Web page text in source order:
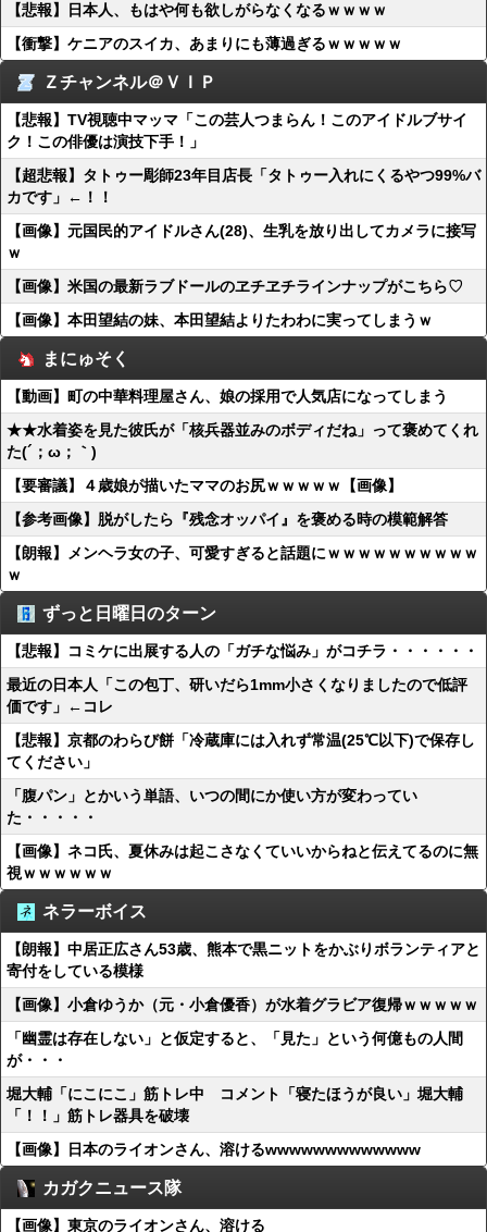
【悲報】日本人、もはや何も欲しがらなくなるｗｗｗｗ
【衝撃】ケニアのスイカ、あまりにも薄過ぎるｗｗｗｗｗ
Ｚチャンネル＠ＶＩＰ
【悲報】TV視聴中マッマ「この芸人つまらん！このアイドルブサイ
ク！この俳優は演技下手！」
【超悲報】タトゥー彫師23年目店長「タトゥー入れにくるやつ99%バ
カです」←！！
【画像】元国民的アイドルさん(28)、生乳を放り出してカメラに接写
ｗ
【画像】米国の最新ラブドールのヱチヱチラインナップがこちら♡
【画像】本田望結の妹、本田望結よりたわわに実ってしまうｗ
まにゅそく
【動画】町の中華料理屋さん、娘の採用で人気店になってしまう
★★水着姿を見た彼氏が「核兵器並みのボディだね」って褒めてくれ
た(´；ω；｀)
【要審議】４歳娘が描いたママのお尻ｗｗｗｗｗ【画像】
【参考画像】脱がしたら『残念オッパイ』を褒める時の模範解答
【朗報】メンヘラ女の子、可愛すぎると話題にｗｗｗｗｗｗｗｗｗｗ
ｗ
ずっと日曜日のターン
【悲報】コミケに出展する人の「ガチな悩み」がコチラ・・・・・・
最近の日本人「この包丁、研いだら1mm小さくなりましたので低評
価です」←コレ
【悲報】京都のわらび餅「冷蔵庫には入れず常温(25℃以下)で保存し
てください」
「腹パン」とかいう単語、いつの間にか使い方が変わってい
た・・・・・
【画像】ネコ氏、夏休みは起こさなくていいからねと伝えてるのに無
視ｗｗｗｗｗｗ
ネラーボイス
【朗報】中居正広さん53歳、熊本で黒ニットをかぶりボランティアと
寄付をしている模様
【画像】小倉ゆうか（元・小倉優香）が水着グラビア復帰ｗｗｗｗｗ
「幽霊は存在しない」と仮定すると、「見た」という何億もの人間
が・・・
堀大輔「にこにこ」筋トレ中 コメント「寝たほうが良い」堀大輔
「！！」筋トレ器具を破壊
【画像】日本のライオンさん、溶けるwwwwwwwwwwwww
カガクニュース隊
【画像】東京のライオンさん、溶ける